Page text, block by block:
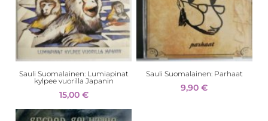
Sauli Suomalainen: Lumiapinat
kylpee vuorilla Japanin
15,00 €
Sauli Suomalainen: Parhaat
9,90€